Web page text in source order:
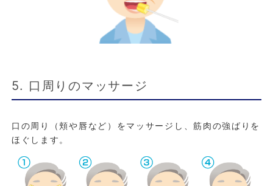
5. 口周りのマッサージ
口の周り（頬や唇など）をマッサージし、筋肉の強ばりを
ほぐします。